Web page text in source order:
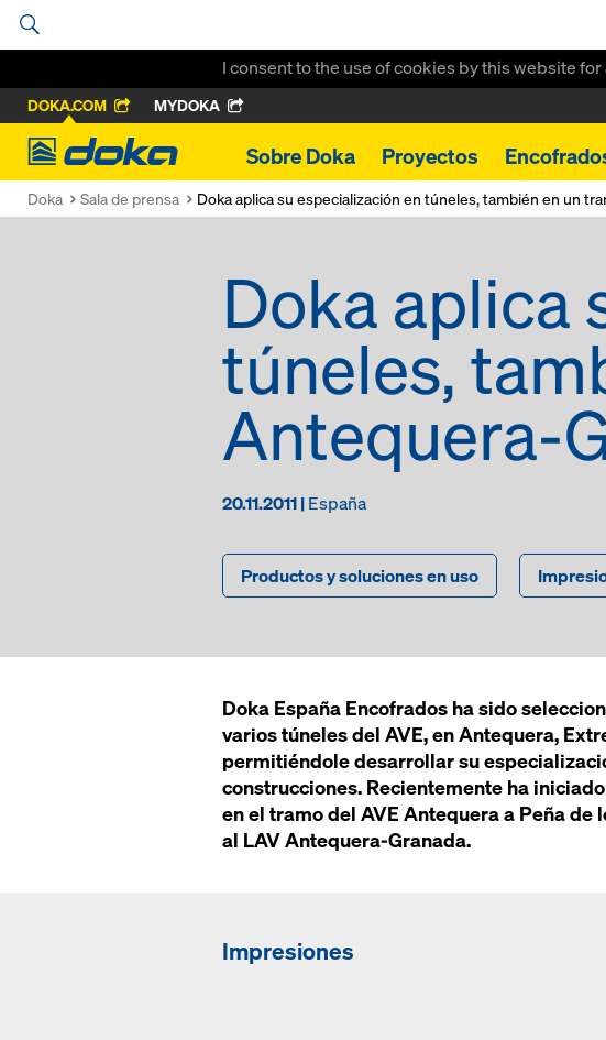
I consent to the use of cookies by this website
DOKA.COM MYDOKA
Doka
Sobre Doka Proyectos
Doka Sala de prensa Doka aplica su especialización en túneles, también en un
Doka aplica
túneles,
Antequera-
20.11.2011 |España
Productos y soluciones en uso
Doka España Encofrados ha sido
varios túneles del AVE, en Antequera,
permitiéndole desarrollar su
construcciones. Recientemente ha
en el tramo del AVE Antequera a Peña de
al LAV Antequera-Granada.
Impresiones